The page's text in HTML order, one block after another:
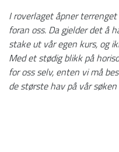
I roverlaget åpner
foran oss. Da gjelder det å
stake ut vår egen kurs, og
Med et stødig blikk på
for oss selv, enten vi må
de største hav på vår